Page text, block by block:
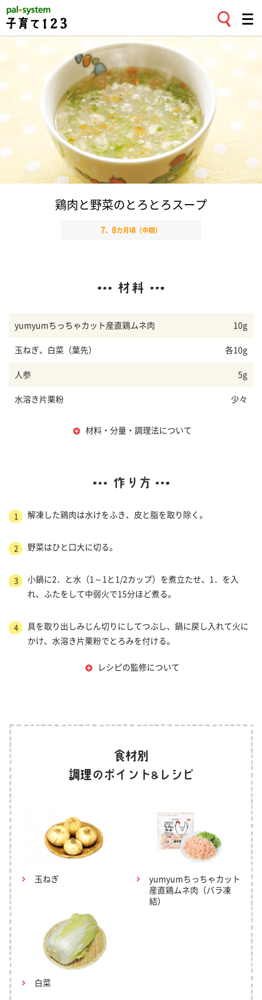
鶏肉と野菜のとろとろスープ
7、 8カ月頃（中期）
yumyumちっちゃカット産直鶏ムネ肉 10g
玉ねぎ、白菜（葉先） 各10g
人参 5g
水溶き片栗粉 少々
材料・分量・調理法について
1 解凍した鶏肉は水けをふき、皮と脂を取り除く。
2 野菜はひと口大に切る。
3
小鍋に2．と水（1～1と1/2カップ）を煮立たせ、1．を入
れ、ふたをして中弱火で15分ほど煮る。
4
具を取り出しみじん切りにしてつぶし、鍋に戻し入れて火に
かけ、水溶き片栗粉でとろみを付ける。
レシピの監修について
玉ねぎ
yumyumちっちゃカット
産直鶏ムネ肉（バラ凍
結）
白菜